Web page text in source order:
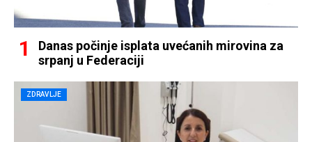
Danas počinje isplata uvećanih mirovina za
srpanj u Federaciji
ZDRAVLJE